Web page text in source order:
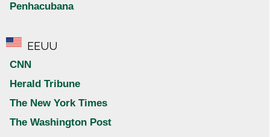
Penhacubana
EEUU
CNN
Herald Tribune
The New York Times
The Washington Post